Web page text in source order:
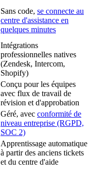
Sans code, se connecte au
centre d'assistance en
quelques minutes
Intégrations
professionnelles natives
(Zendesk, Intercom,
Shopify)
Conçu pour les équipes
avec flux de travail de
révision et d'approbation
Géré, avec conformité de
niveau entreprise (RGPD,
SOC 2)
Apprentissage automatique
à partir des anciens tickets
et du centre d'aide